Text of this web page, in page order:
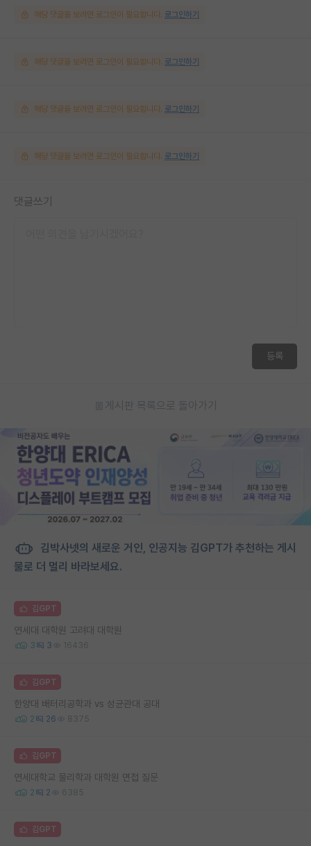
해당 댓글을 보려면 로그인이 필요합니다. 로그인하기
해당 댓글을 보려면 로그인이 필요합니다. 로그인하기
해당 댓글을 보려면 로그인이 필요합니다. 로그인하기
해당 댓글을 보려면 로그인이 필요합니다. 로그인하기
댓글쓰기
등록
게시판 목록으로 돌아가기
김박사넷의 새로운 거인, 인공지능 김GPT가 추천하는 게시
물로 더 멀리 바라보세요.
김GPT
연세대 대학원 고려대 대학원
3 3 16436
김GPT
한양대 배터리공학과 vs 성균관대 공대
2 26 8375
김GPT
연세대학교 물리학과 대학원 면접 질문
2 2 6385
김GPT